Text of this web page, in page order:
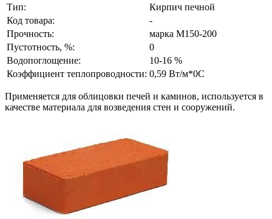
Тип:
Кирпич печной
Код товара:
-
Прочность:
марка М150-200
Пустотность, %:
0
Водопоглощение:
10-16 %
Коэффициент теплопроводности: 0,59 Вт/м*0C
Применяется для облицовки печей и каминов, используется в
качестве материала для возведения стен и сооружений.